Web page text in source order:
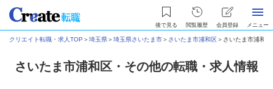
後で見る 閲覧履歴 会員登録 メニュー
クリエイト転職・求人TOP ＞埼玉県＞埼玉県さいたま市＞ さいたま市浦和区＞ さいたま市浦和
さいたま市浦和区・その他の転職・求人情報